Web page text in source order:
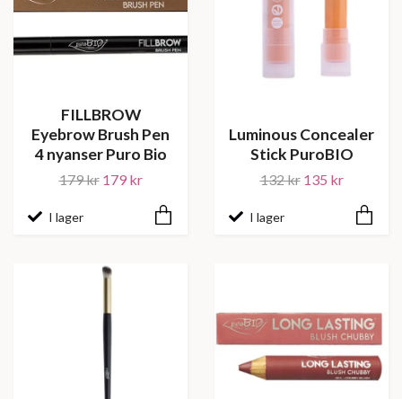
FILLBROW
Eyebrow Brush Pen
4 nyanser Puro Bio
179 kr 179 kr
I lager
Luminous Concealer
Stick PuroBIO
132 kr 135 kr
I lager